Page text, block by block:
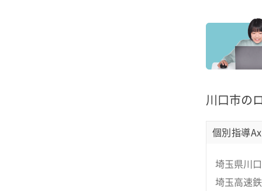
川口市の
個別指導
埼玉県川
埼玉高速